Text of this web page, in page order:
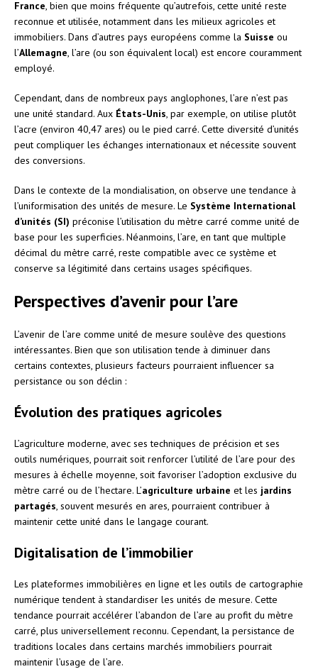
France , bien que moins fréquente qu’autrefois, cette unité reste
reconnue et utilisée, notamment dans les milieux agricoles et
immobiliers. Dans d’autres pays européens comme la Suisse ou
l’Allemagne , l’are (ou son équivalent local) est encore couramment
employé.
Cependant, dans de nombreux pays anglophones, l’are n’est pas
une unité standard. Aux États-Unis , par exemple, on utilise plutôt
l’acre (environ 40,47 ares) ou le pied carré. Cette diversité d’unités
peut compliquer les échanges internationaux et nécessite souvent
des conversions.
Dans le contexte de la mondialisation, on observe une tendance à
l’uniformisation des unités de mesure. Le Système International
d’unités (SI) préconise l’utilisation du mètre carré comme unité de
base pour les superficies. Néanmoins, l’are, en tant que multiple
décimal du mètre carré, reste compatible avec ce système et
conserve sa légitimité dans certains usages spécifiques.
Perspectives d’avenir pour l’are
L’avenir de l’are comme unité de mesure soulève des questions
intéressantes. Bien que son utilisation tende à diminuer dans
certains contextes, plusieurs facteurs pourraient influencer sa
persistance ou son déclin :
Évolution des pratiques agricoles
L’agriculture moderne, avec ses techniques de précision et ses
outils numériques, pourrait soit renforcer l’utilité de l’are pour des
mesures à échelle moyenne, soit favoriser l’adoption exclusive du
mètre carré ou de l’hectare. L’agriculture urbaine et les jardins
partagés , souvent mesurés en ares, pourraient contribuer à
maintenir cette unité dans le langage courant.
Digitalisation de l’immobilier
Les plateformes immobilières en ligne et les outils de cartographie
numérique tendent à standardiser les unités de mesure. Cette
tendance pourrait accélérer l’abandon de l’are au profit du mètre
carré, plus universellement reconnu. Cependant, la persistance de
traditions locales dans certains marchés immobiliers pourrait
maintenir l’usage de l’are.